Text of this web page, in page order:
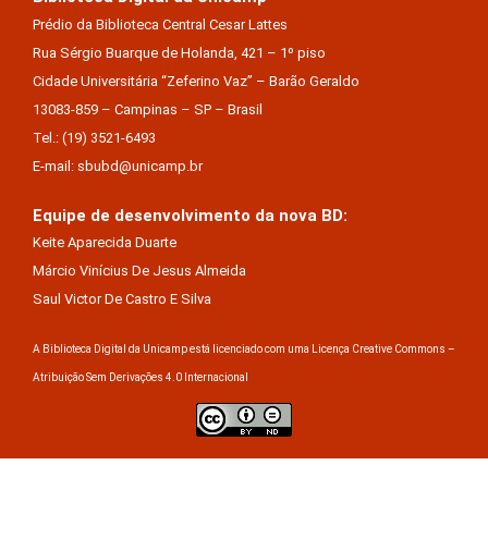
Prédio da Biblioteca Central Cesar Lattes
Rua Sérgio Buarque de Holanda, 421 – 1º piso
Cidade Universitária “Zeferino Vaz” – Barão Geraldo
13083-859 – Campinas – SP – Brasil
Tel.: (19) 3521-6493
E-mail: sbubd@unicamp.br
Equipe de desenvolvimento da nova BD:
Keite Aparecida Duarte
Márcio Vinícius De Jesus Almeida
Saul Victor De Castro E Silva
A Biblioteca Digital da Unicamp está licenciado com uma Licença Creative Commons –
Atribuição Sem Derivações 4.0 Internacional